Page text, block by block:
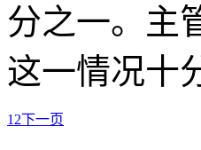
分之一。主
这一情况十
1 2下一页